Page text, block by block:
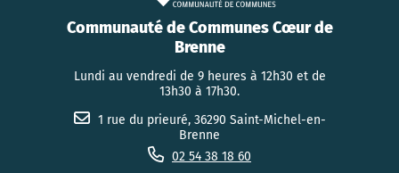
Communauté de Communes Cœur de
Brenne
Lundi au vendredi de 9 heures à 12h30 et de
13h30 à 17h30.
1 rue du prieuré, 36290 Saint-Michel-en-
Brenne
02 54 38 18 60